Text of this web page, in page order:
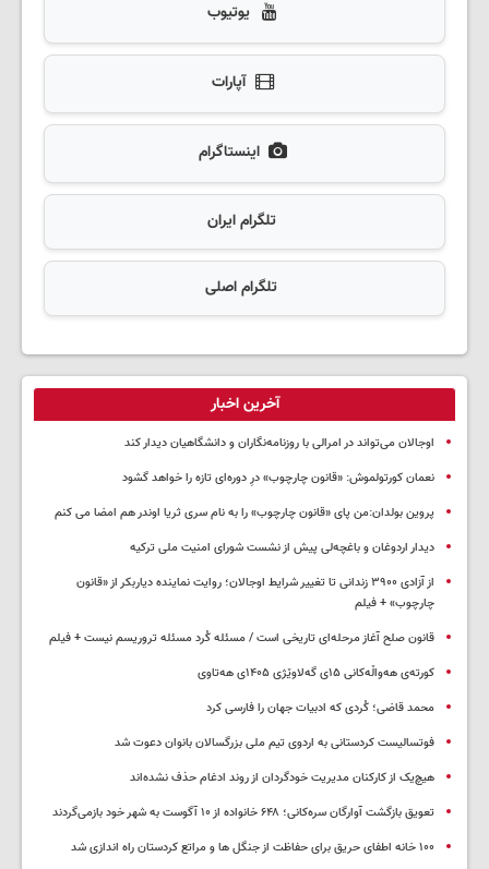
یوتیوب
آپارات
اینستاگرام
تلگرام ایران
تلگرام اصلی
آخرین اخبار
اوجالان می‌تواند در امرالی با روزنامه‌نگاران و دانشگاهیان دیدار کند
نعمان کورتولموش: «قانون چارچوب» درِ دوره‌ای تازه را خواهد گشود
پروین بولدان:من پای «قانون چارچوب» را به نام سری ثریا اوندر هم امضا می کنم
دیدار اردوغان و باغچه‌لی پیش از نشست شورای امنیت ملی ترکیه
از آزادی ۳۹۰۰ زندانی تا تغییر شرایط اوجالان؛ روایت نماینده دیاربکر از «قانون
چارچوب» + فیلم
قانون صلح آغاز مرحله‌ای تاریخی است / مسئله کُرد مسئله تروریسم نیست + فیلم
کورتەی هەواڵەکانی ۱۵ی گەلاوێژی ۱۴۰۵ی هەتاوی
محمد قاضی؛ کُردی که ادبیات جهان را فارسی کرد
فوتسالیست کردستانی به اردوی تیم ملی بزرگسالان بانوان دعوت شد
هیچ‌یک از کارکنان مدیریت خودگردان از روند ادغام حذف نشده‌اند
تعویق بازگشت آوارگان سره‌کانی؛ ۶۴۸ خانواده از ۱۰ آگوست به شهر خود بازمی‌گردند
۱۰۰ خانه اطفای حریق برای حفاظت از جنگل ها و مراتع کردستان راه اندازی شد